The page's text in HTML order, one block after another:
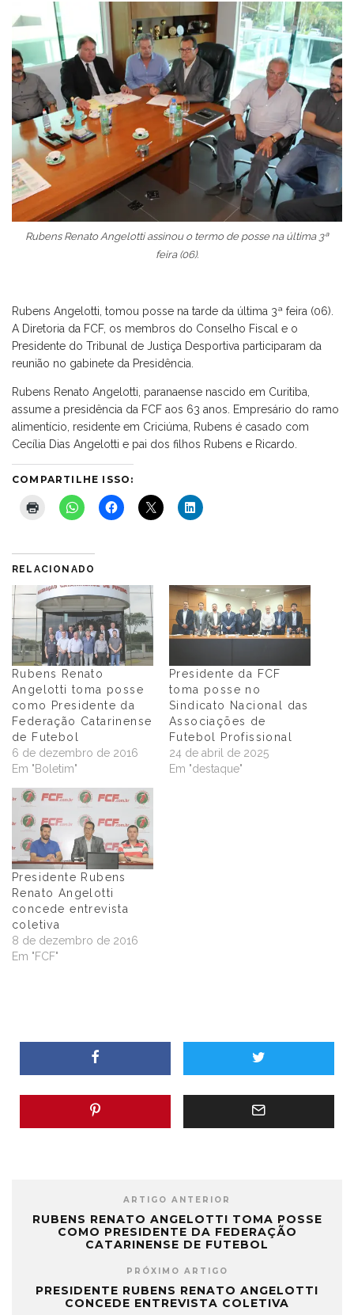
Rubens Renato Angelotti assinou o termo de posse na última 3ª
feira (06).
Rubens Angelotti, tomou posse na tarde da última 3ª feira (06).
A Diretoria da FCF, os membros do Conselho Fiscal e o
Presidente do Tribunal de Justiça Desportiva participaram da
reunião no gabinete da Presidência.
Rubens Renato Angelotti, paranaense nascido em Curitiba,
assume a presidência da FCF aos 63 anos. Empresário do ramo
alimentício, residente em Criciúma, Rubens é casado com
Cecília Dias Angelotti e pai dos filhos Rubens e Ricardo.
COMPARTILHE ISSO:
RELACIONADO
Rubens Renato
Angelotti toma posse
como Presidente da
Federação Catarinense
de Futebol
6 de dezembro de 2016
Em "Boletim"
Presidente da FCF
toma posse no
Sindicato Nacional das
Associações de
Futebol Profissional
24 de abril de 2025
Em "destaque"
Presidente Rubens
Renato Angelotti
concede entrevista
coletiva
8 de dezembro de 2016
Em "FCF"
ARTIGO ANTERIOR
RUBENS RENATO ANGELOTTI TOMA POSSE
COMO PRESIDENTE DA FEDERAÇÃO
CATARINENSE DE FUTEBOL
PRÓXIMO ARTIGO
PRESIDENTE RUBENS RENATO ANGELOTTI
CONCEDE ENTREVISTA COLETIVA